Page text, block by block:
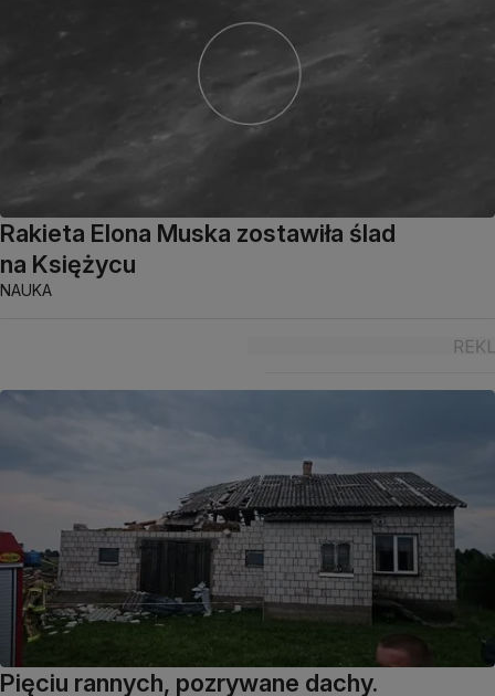
Rakieta Elona Muska zostawiła ślad
na Księżycu
NAUKA
Pięciu rannych, pozrywane dachy.